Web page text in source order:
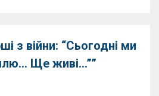
з війни: “Сьогодні ми
Ще живі…””